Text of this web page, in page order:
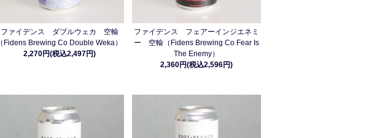
ファイデンス ダブルウェカ 空輸
（Fidens Brewing Co Double Weka）
2,270円(税込2,497円)
ファイデンス フェアーインジエネミ
ー 空輸（Fidens Brewing Co Fear Is
The Enemy）
2,360円(税込2,596円)